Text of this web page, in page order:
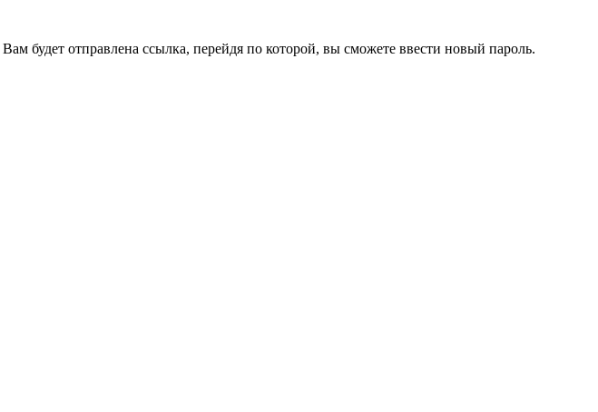
будет отправлена ссылка, перейдя по которой, вы сможете ввести новый пароль.